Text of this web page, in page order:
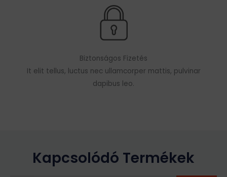
Biztonságos Fizetés
It elit tellus, luctus nec ullamcorper mattis, pulvinar
dapibus leo.
Kapcsolódó Termékek